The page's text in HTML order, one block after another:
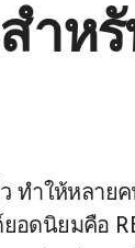
ำห
ดนิยมคือ